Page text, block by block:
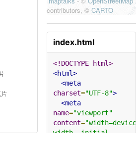
index.html
<!DOCTYPE html>
<html>
<meta
charset="UTF-8">
<meta
name="viewport"
content="width=device-
width, initial-